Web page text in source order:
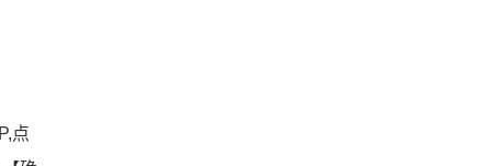
点